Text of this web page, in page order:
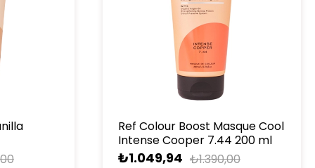
Ref Colour Boost Masque Cool
Intense Cooper 7.44 200 ml
₺1.049,94 ₺1.390,00